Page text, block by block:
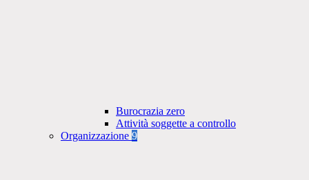
Burocrazia zero
Attività soggette a controllo
Organizzazione 9